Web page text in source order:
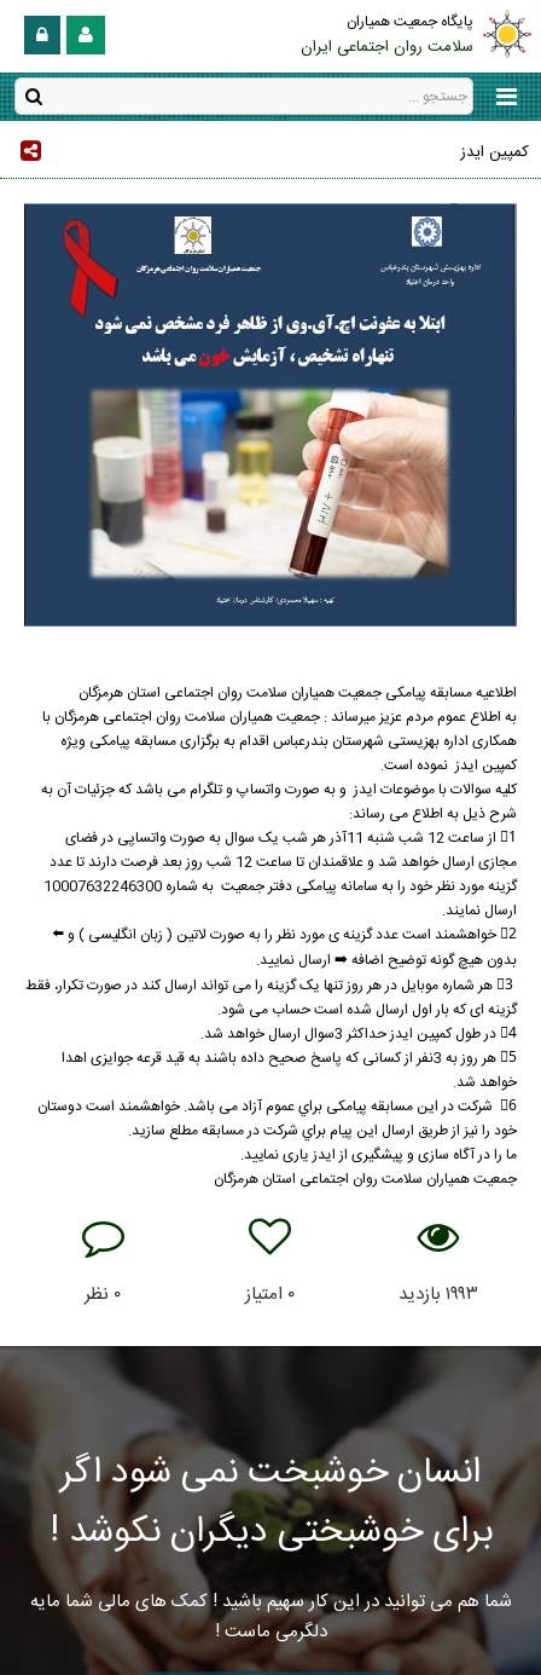
پایگاه جمعیت همیاران
سلامت روان اجتماعی ایران
كمپين ايدز
اطلاعيه مسابقه پيامكی جمعیت همیاران سلامت روان اجتماعی استان هرمزگان
به اطلاع عموم مردم عزيز ميرساند : جمعیت همیاران سلامت روان اجتماعی هرمزگان با
همکاری اداره بهزیستی شهرستان بندرعباس اقدام به برگزاری مسابقه پیامکی ويژه
کمپین ایدز نموده است.
كليه سوالات با موضوعات ایدز و به صورت واتساپ و تلگرام می باشد كه جزئيات آن به
شرح ذيل به اطلاع می رساند:
1⃣ از ساعت 12 شب شنبه 11آذر هر شب یک سوال به صورت واتساپی در فضای
مجازی ارسال خواهد شد و علاقمندان تا ساعت 12 شب روز بعد فرصت دارند تا عدد
گزينه مورد نظر خود را به سامانه پیامکی دفتر جمعیت به شماره 10007632246300
ارسال نمايند.
2⃣ خواهشمند است عدد گزينه ی مورد نظر را به صورت لاتين ( زبان انگلیسی ) و ⬅️
بدون هیچ گونه توضیح اضافه ➡️ ارسال نماييد.
3⃣ هر شماره موبايل در هر روز تنها یک گزينه را می تواند ارسال كند در صورت تكرار، فقط
گزينه ای كه بار اول ارسال شده است حساب می شود.
4⃣ در طول کمپین ایدز حداكثر 3سوال ارسال خواهد شد.
5⃣ هر روز به 3نفر از کسانی که پاسخ صحیح داده باشند به قید قرعه جوایزی اهدا
خواهد شد.
6⃣ شركت در اين مسابقه پیامکی براي عموم آزاد می باشد. خواهشمند است دوستان
خود را نيز از طريق ارسال اين پيام براي شركت در مسابقه مطلع سازيد.
ما را در آگاه سازی و پیشگیری از ایدز یاری نمایید.
جمعیت همیاران سلامت روان اجتماعی استان هرمزگان
۱۹۹۳ بازدید ۰ امتیاز ۰ نظر
انسان خوشبخت نمی شود اگر
برای خوشبختی دیگران نکوشد !
شما هم می توانید در این کار سهیم باشید ! کمک های مالی شما مایه
دلگرمی ماست !